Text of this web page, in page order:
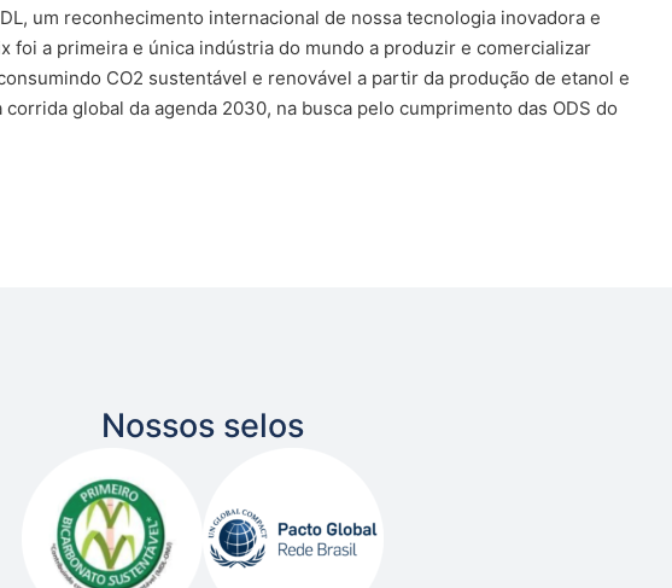
um reconhecimento internacional de nossa tecnologia inovadora e
foi a primeira e única indústria do mundo a produzir e comercializar
CO2 sustentável e renovável a partir da produção de etanol e
global da agenda 2030, na busca pelo cumprimento das ODS do
Nossos selos